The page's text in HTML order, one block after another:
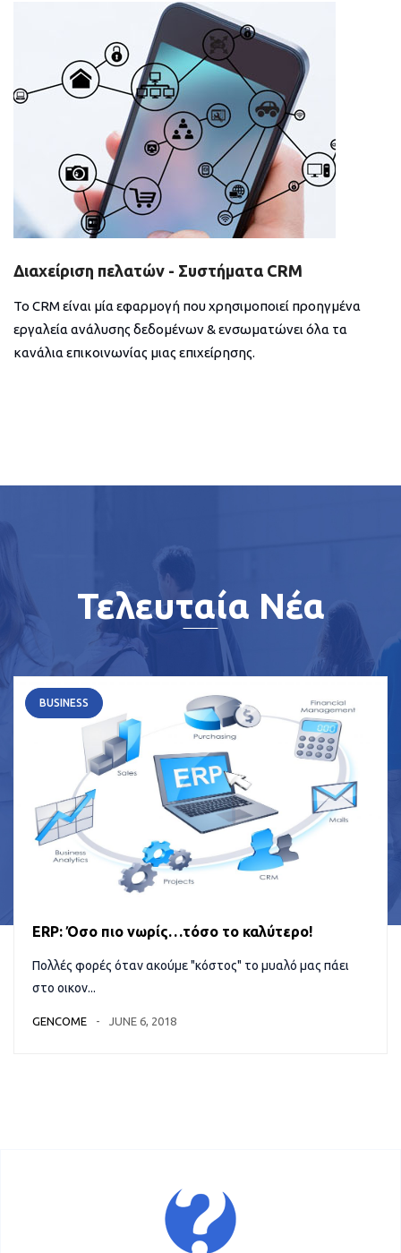
Διαχείριση πελατών - Συστήματα CRM
Το CRM είναι μία εφαρμογή που χρησιμοποιεί προηγμένα
εργαλεία ανάλυσης δεδομένων & ενσωματώνει όλα τα
κανάλια επικοινωνίας μιας επιχείρησης.
Τελευταία Νέα
BUSINESS
ERP: Όσο πιο νωρίς…τόσο το καλύτερο!
Πολλές φορές όταν ακούμε "κόστος" το μυαλό μας πάει
στο οικον...
GENCOME JUNE 6, 2018